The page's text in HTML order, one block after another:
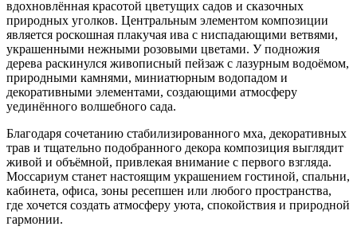
вдохновлённая красотой цветущих садов и сказочных
природных уголков. Центральным элементом композиции
является роскошная плакучая ива с ниспадающими ветвями,
украшенными нежными розовыми цветами. У подножия
дерева раскинулся живописный пейзаж с лазурным водоёмом,
природными камнями, миниатюрным водопадом и
декоративными элементами, создающими атмосферу
уединённого волшебного сада.
Благодаря сочетанию стабилизированного мха, декоративных
трав и тщательно подобранного декора композиция выглядит
живой и объёмной, привлекая внимание с первого взгляда.
Моссариум станет настоящим украшением гостиной, спальни,
кабинета, офиса, зоны ресепшен или любого пространства,
где хочется создать атмосферу уюта, спокойствия и природной
гармонии.